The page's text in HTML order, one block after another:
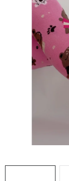
POUKAZY
KONTAKTY
HODNOCENÍ
Proč